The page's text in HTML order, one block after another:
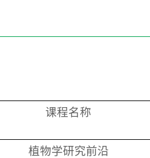
课程名称
植物学研究前沿